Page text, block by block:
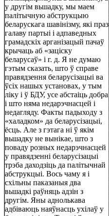
у другім вьшадку, мы маем
палітычную абструкцыю
беларускага шавінізму, які праз
галаву партыі і адпаведных
грамадскіх арганізацый пачаў
крычаць аб «заціску
беларусаў» і г. д. Я не думаю
гэтым сказать, што ў справе
правядзення беларусізацыі ва
ўсіх нашых установах, у тым
ліку і ў БДУ, усе абстаіць добра
і што няма недарэчнасцей і
недагляду. Факты падыходу з
«халадком» да беларусізацыі,
ёсць. Але з гэтага ні ў якім
вьшадку не вынікае, што з
поваду розных недарэчнасцей
у правядзенні беларусізацыі
трэба даходзіць да палітычнай
абструкцыі. Вось чаму я і
схільны паказаныя два
вьшадкі раўняць адзін з
другім. Яны аднолькава
адбіваюць наяўнасць ухілаў у